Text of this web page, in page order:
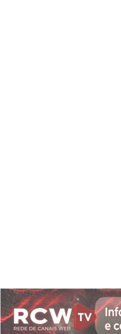
o acesso, entendemos
Privacidade.
PARA MAIS INFORMAÇÕES,